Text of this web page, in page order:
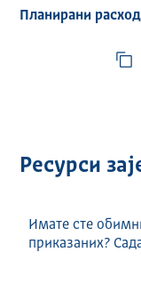
Република Србија
УЧЕСТАЛОСТ
Назив и формат
програма/
Планирани
Ресурси
Имате сте
приказаних?